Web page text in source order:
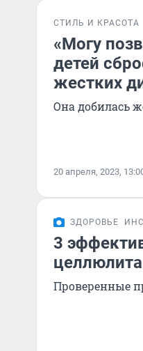
СТИЛЬ И КРАСОТА
«Могу
детей
жестких
Она добилась
20 апреля, 2023,
ЗДОРОВЬЕ
3
Проверенные